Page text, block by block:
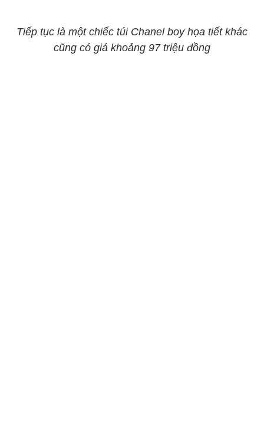
Tiếp tục là một chiếc túi Chanel boy họa tiết khác
cũng có giá khoảng 97 triệu đồng